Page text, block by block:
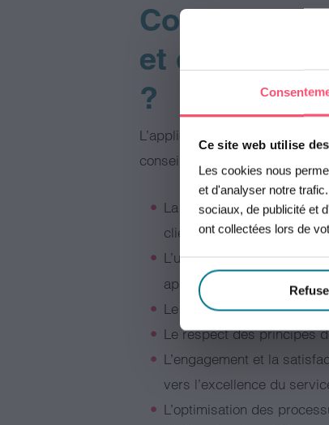
Ce site web utilise
Les cookies nous
et d'analyser notre
sociaux, de publicité et
ont collectées lors de
Comment
et quels
?
L’application de l’ISO 18295-
conseillers clients avec les
La mise en place d’une
clients.
L’utilisation de méthodes
approfondies.
Le traitement des
Le respect des principes
L’engagement et la
vers l’excellence du
L’optimisation des